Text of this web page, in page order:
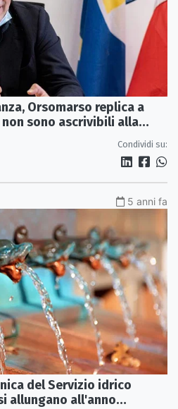
Orsomarso replica a
sono ascrivibili alla
Condividi su:
5 anni fa
del Servizio idrico
allungano all'anno